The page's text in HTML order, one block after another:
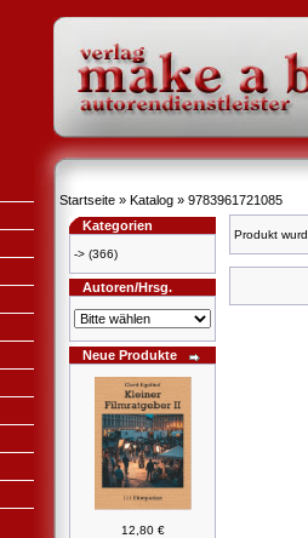
Startseite » Katalog » 9783961721085
Kategorien
-> (366)
Autoren/Hrsg.
Neue Produkte
12,80 €
Produkt